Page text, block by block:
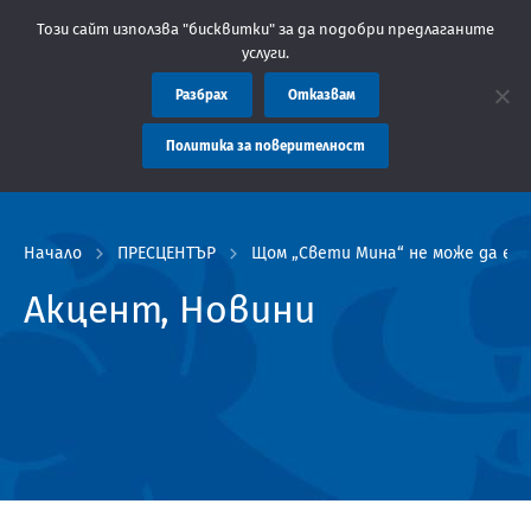
Областна администрация Пловдив препоръчва заплащането
Начало ПРЕСЦЕНТЪР Щом „Свети Мина“ не може да е
Акцент, Новини
Този сайт използва "бисквитки" за да подобри предлаганите
услуги.
Разбрах Отказвам
Политика за поверителност